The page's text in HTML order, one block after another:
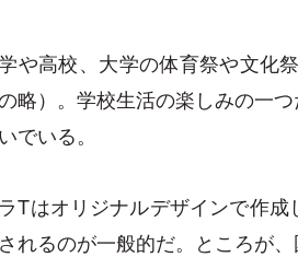
や高校、大学の体育祭や文化
略）。学校生活の楽しみの一
でいる。
Tはオリジナルデザインで作
れるのが一般的だ。ところが